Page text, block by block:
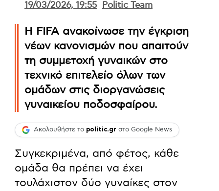
19/03/2026, 19:55 Politic Team
Η FIFA ανακοίνωσε την έγκριση
νέων κανονισμών που απαιτούν
τη συμμετοχή γυναικών στο
τεχνικό επιτελείο όλων των
ομάδων στις διοργανώσεις
γυναικείου ποδοσφαίρου.
Ακολουθήστε το politic.gr στο Google News
Συγκεκριμένα, από φέτος, κάθε
ομάδα θα πρέπει να έχει
τουλάχιστον δύο γυναίκες στον